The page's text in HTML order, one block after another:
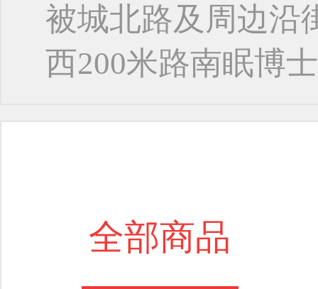
被城北路及周边沿
西200米路南眠博士
全部商品